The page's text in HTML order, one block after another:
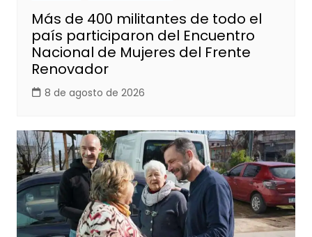
Más de 400 militantes de todo el
país participaron del Encuentro
Nacional de Mujeres del Frente
Renovador
8 de agosto de 2026